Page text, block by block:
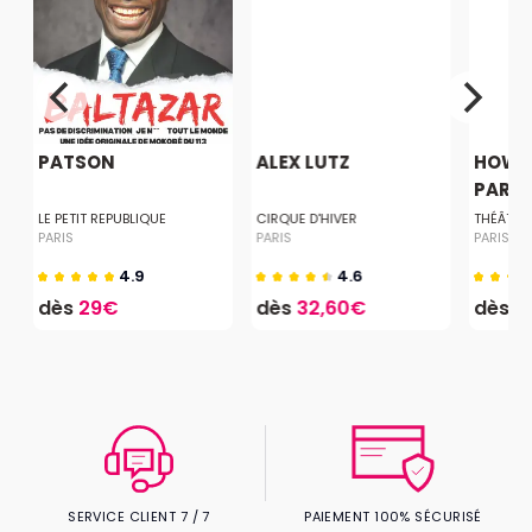
PATSON
LE PETIT REPUBLIQUE
PARIS
4.9
dès 29€
ALEX LUTZ
CIRQUE D'HIVER
PARIS
4.6
dès32,60€
HOW
PARIS
dès
SERVICE CLIENT 7 / 7 PAIEMENT 100% SÉCURISÉ